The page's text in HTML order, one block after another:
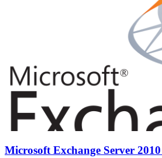
Microsoft Exchange Server